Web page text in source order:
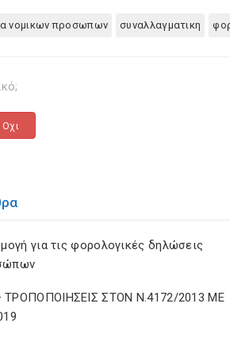
νομικων προσωπων συναλλαγματικη
Οχι
για τις φορολογικές δηλώσεις
ΣΤΟΝ Ν.4172/2013 ΜΕ